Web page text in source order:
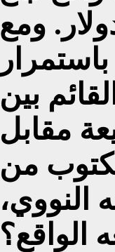
50 ألف دولار. ومع
بين
مقابل
من
الواقع؟